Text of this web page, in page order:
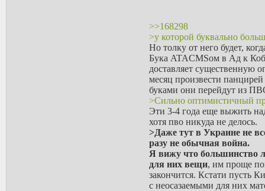
>>168298
>у которой буквально
Но толку от него будет,
Бука ATACMSом в Ад к
доставляет существенную
месяц произвести
буками они перейдут из
>Сильно оптимистичный
Эти 3-4 года еще выжить
хотя пво никуда не делось.
>Даже тут в Украине не
разу не обычная война.
Я вижу что большинство
для них вещи, им проще
закончится. Кстати пусть
с неосазаемыми для них